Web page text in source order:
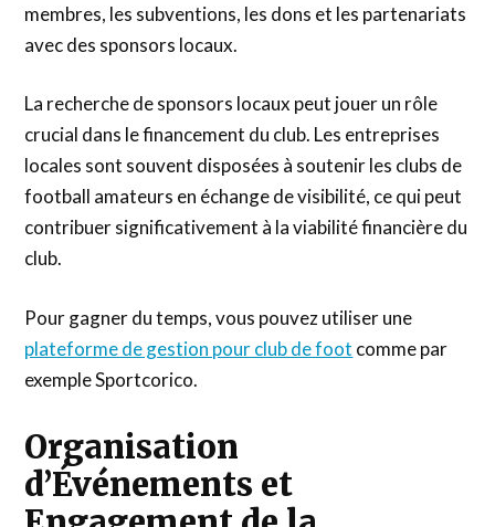
membres, les subventions, les dons et les partenariats
avec des sponsors locaux.
La recherche de sponsors locaux peut jouer un rôle
crucial dans le financement du club. Les entreprises
locales sont souvent disposées à soutenir les clubs de
football amateurs en échange de visibilité, ce qui peut
contribuer significativement à la viabilité financière du
club.
Pour gagner du temps, vous pouvez utiliser une
plateforme de gestion pour club de foot comme par
exemple Sportcorico.
Organisation
d’Événements et